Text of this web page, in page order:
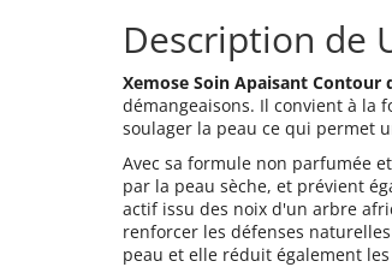
Description de
Xemose Soin Apaisant Contour
démangeaisons. Il convient à la
soulager la peau ce qui permet
Avec sa formule non parfumée
par la peau sèche, et prévient
actif issu des noix d'un arbre
renforcer les défenses
peau et elle réduit également